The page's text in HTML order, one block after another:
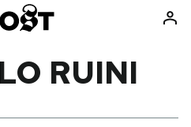
RUINI